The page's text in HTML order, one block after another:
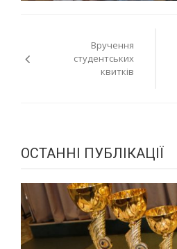
записів
Вручення
студентських
квитків
ОСТАННІ ПУБЛІКАЦІЇ